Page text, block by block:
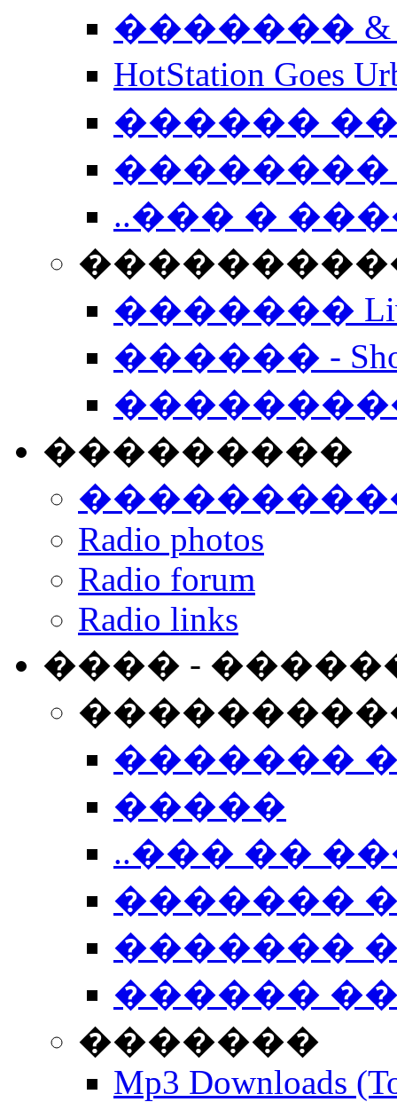
�������
HotStation
������
��������
..��� �
����������
�������
������ -
���������
Radio photos
Radio forum
Radio links
���� -
�������
�����
..��� ��
�������
�������
������
�������
Mp3 Downloads